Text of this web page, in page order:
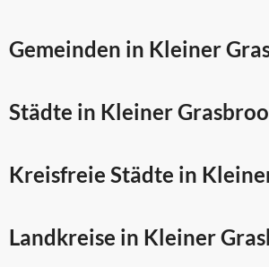
Gemeinden in Kleiner
Städte in Kleiner
Kreisfreie Städte in
Landkreise in Kleiner